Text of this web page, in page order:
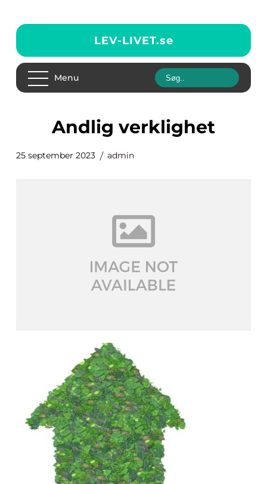
LEV-LIVET.se
Menu
andlig verklighet
25 september 2023 admin